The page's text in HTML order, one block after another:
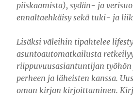
piiskaamista), sydän- ja
ennaltaehkäisy sekä tuki- ja
Lisäksi väleihin tipahtelee
asuntoautomatkailusta
riippuvuusasiantuntijan
perheen ja läheisten kanssa.
oman kirjan kirjoittaminen.